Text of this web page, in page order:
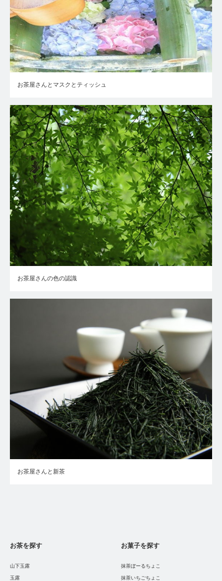
お茶屋さんとマスクとティッシュ
お茶屋さんの色の認識
お茶屋さんと新茶
お茶を探す
山下玉露
玉露
お菓子を探す
抹茶ぼーるちょこ
抹茶いちごちょこ